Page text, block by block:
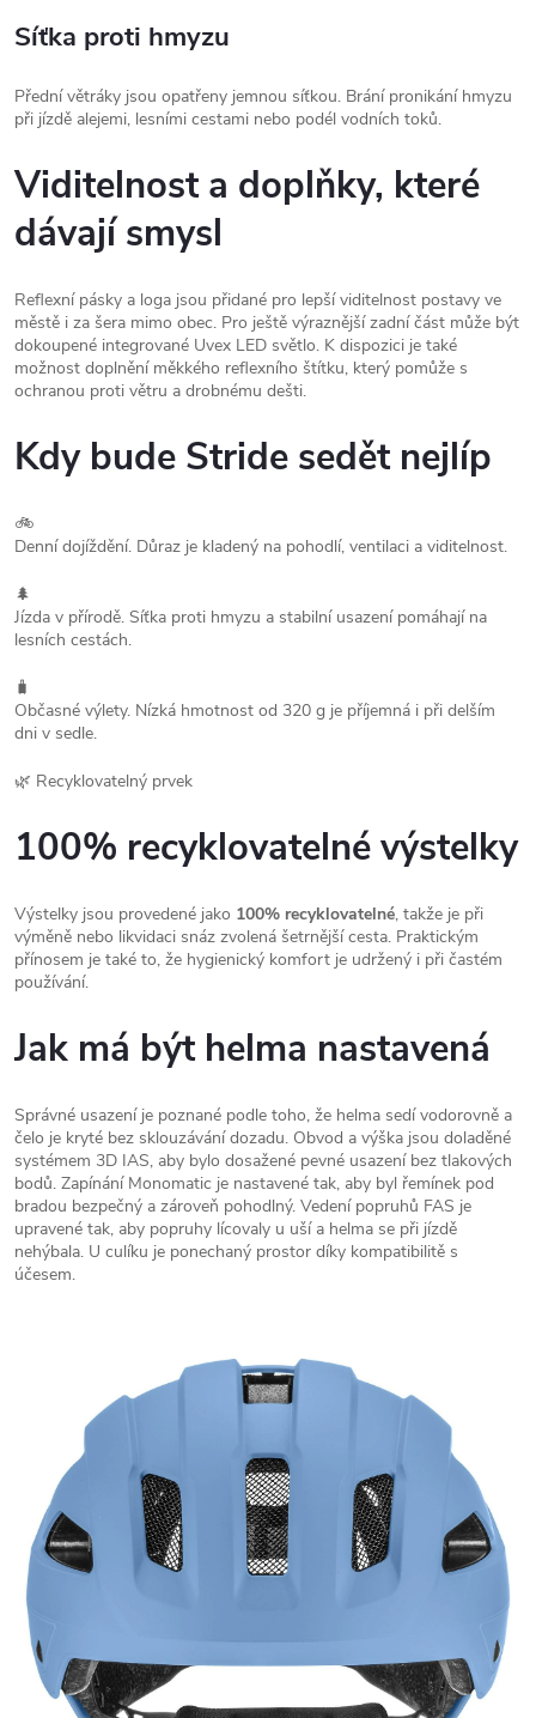
Síťka proti hmyzu
Přední větráky jsou opatřeny jemnou síťkou. Brání pronikání hmyzu
při jízdě alejemi, lesními cestami nebo podél vodních toků.
Viditelnost a doplňky, které
dávají smysl
Reflexní pásky a loga jsou přidané pro lepší viditelnost postavy ve
městě i za šera mimo obec. Pro ještě výraznější zadní část může být
dokoupené integrované Uvex LED světlo. K dispozici je také
možnost doplnění měkkého reflexního štítku, který pomůže s
ochranou proti větru a drobnému dešti.
Kdy bude Stride sedět nejlíp
🚲
Denní dojíždění. Důraz je kladený na pohodlí, ventilaci a viditelnost.
🌲
Jízda v přírodě. Síťka proti hmyzu a stabilní usazení pomáhají na
lesních cestách.
🧳
Občasné výlety. Nízká hmotnost od 320 g je příjemná i při delším
dni v sedle.
🌿 Recyklovatelný prvek
100% recyklovatelné výstelky
Výstelky jsou provedené jako 100% recyklovatelné, takže je při
výměně nebo likvidaci snáz zvolená šetrnější cesta. Praktickým
přínosem je také to, že hygienický komfort je udržený i při častém
používání.
Jak má být helma nastavená
Správné usazení je poznané podle toho, že helma sedí vodorovně a
čelo je kryté bez sklouzávání dozadu. Obvod a výška jsou doladěné
systémem 3D IAS, aby bylo dosažené pevné usazení bez tlakových
bodů. Zapínání Monomatic je nastavené tak, aby byl řemínek pod
bradou bezpečný a zároveň pohodlný. Vedení popruhů FAS je
upravené tak, aby popruhy lícovaly u uší a helma se při jízdě
nehýbala. U culíku je ponechaný prostor díky kompatibilitě s
účesem.